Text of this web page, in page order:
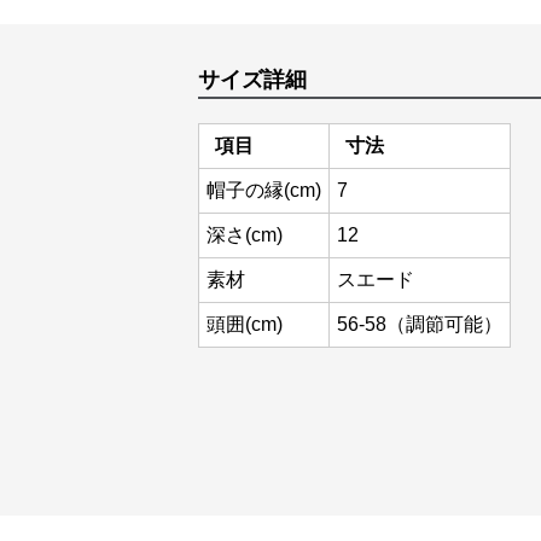
サイズ詳細
項目 寸法
帽子の縁(cm) 7
深さ(cm) 12
素材 スエード
頭囲(cm) 56-58（調節可能）